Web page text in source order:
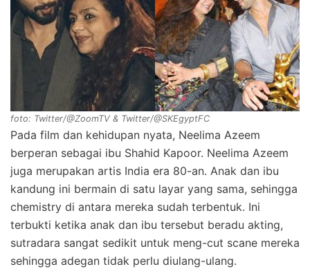
foto: Twitter/@ZoomTV & Twitter/@SKEgyptFC
Pada film dan kehidupan nyata, Neelima Azeem
berperan sebagai ibu Shahid Kapoor. Neelima Azeem
juga merupakan artis India era 80-an. Anak dan ibu
kandung ini bermain di satu layar yang sama, sehingga
chemistry di antara mereka sudah terbentuk. Ini
terbukti ketika anak dan ibu tersebut beradu akting,
sutradara sangat sedikit untuk meng-cut scane mereka
sehingga adegan tidak perlu diulang-ulang.